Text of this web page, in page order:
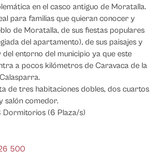
en el casco antiguo de Moratalla.
para familias que quieran conocer y
de Moratalla, de sus fiestas populares
del apartamento), de sus paisajes y
entorno del municipio ya que este
a pocos kilómetros de Caravaca de la
de tres habitaciones dobles, dos cuartos
salón comedor.
Dormitorios (6 Plaza/s)
500